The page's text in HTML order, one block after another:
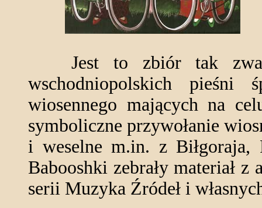
Jest to zbiór tak
wschodniopolskich pieśni
wiosennego mających na
symboliczne przywołanie
i weselne m.in. z Biłgoraja,
Babooshki zebrały materiał
serii Muzyka Źródeł i